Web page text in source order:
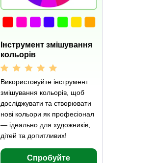
Інструмент змішування
кольорів
Використовуйте інструмент
змішування кольорів, щоб
досліджувати та створювати
нові кольори як професіонал
— ідеально для художників,
дітей та допитливих!
Спробуйте